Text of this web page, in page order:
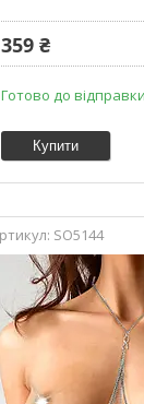
359 ₴
Готово до відправки
Купити
SO5144